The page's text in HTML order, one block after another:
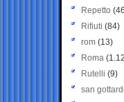
Repetto
Rifiuti (84)
rom (13)
Roma
Rutelli (9)
san